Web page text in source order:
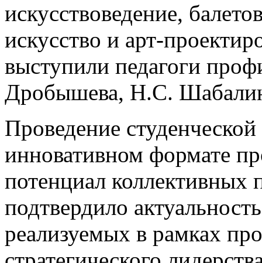
искусствоведение,
искусство и арт-
выступили педагоги
Дробышева, Н.С.
Проведение
инновативном формате
потенциал коллективных
подтвердило
реализуемых в рамках